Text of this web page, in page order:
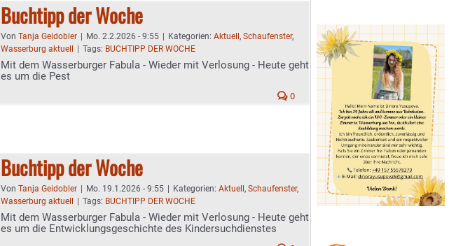
Buchtipp der Woche
Von Tanja Geidobler Mo. 2.2.2026 - 9:55 Kategorien: Aktuell , Schaufenster,
Wasserburg aktuell
Tags: BUCHTIPP DER WOCHE
Mit dem Wasserburger Fabula - Wieder mit Verlosung - Heute geht
es um die Pest
0
Buchtipp der Woche
Von Tanja Geidobler Mo. 19.1.2026 - 9:55 Kategorien: Aktuell , Schaufenster,
Wasserburg aktuell
Tags: BUCHTIPP DER WOCHE
Mit dem Wasserburger Fabula - Wieder mit Verlosung - Heute geht
es um die Entwicklungsgeschichte des Kindersuchdienstes